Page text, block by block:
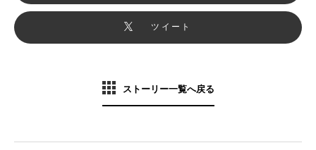
ツイート
ストーリー一覧へ戻る